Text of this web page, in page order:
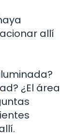
allí
¿El área